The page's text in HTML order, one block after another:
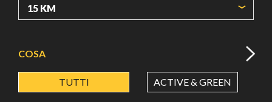
LATITUDINE
COSA
TUTTI ACTIVE & GREEN